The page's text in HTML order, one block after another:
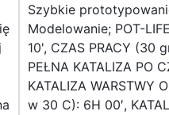
Szybkie
Modelowanie; POT-
10', CZAS PRACY (30
PEŁNA KATALIZA PO
KATALIZA WARSTWY
w 30 C): 6H 00′,